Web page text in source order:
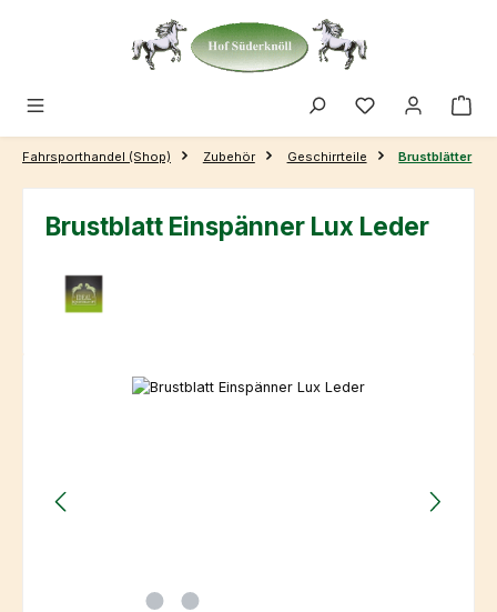
Zum Hauptinhalt springen
Fahrsporthandel (Shop) Zubehör Geschirrteile Brustblätter
Brustblatt Einspänner Lux Leder
Bildergalerie überspringen